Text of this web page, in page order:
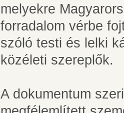
melyekre
forradalom vérbe
szóló testi és lelki
közéleti szereplők.
A dokumentum